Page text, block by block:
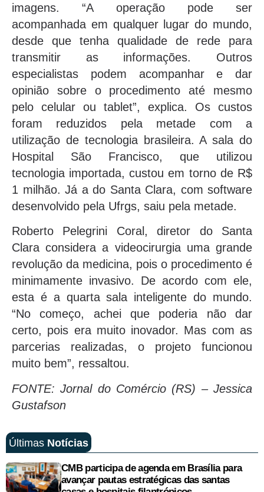
imagens. “A operação pode ser
acompanhada em qualquer lugar do mundo,
desde que tenha qualidade de rede para
transmitir as informações. Outros
especialistas podem acompanhar e dar
opinião sobre o procedimento até mesmo
pelo celular ou tablet”, explica. Os custos
foram reduzidos pela metade com a
utilização de tecnologia brasileira. A sala do
Hospital São Francisco, que utilizou
tecnologia importada, custou em torno de R$
1 milhão. Já a do Santa Clara, com software
desenvolvido pela Ufrgs, saiu pela metade.
Roberto Pelegrini Coral, diretor do Santa
Clara considera a videocirurgia uma grande
revolução da medicina, pois o procedimento é
minimamente invasivo. De acordo com ele,
esta é a quarta sala inteligente do mundo.
“No começo, achei que poderia não dar
certo, pois era muito inovador. Mas com as
parcerias realizadas, o projeto funcionou
muito bem”, ressaltou.
FONTE: Jornal do Comércio (RS) – Jessica
Gustafson
Últimas Notícias
CMB participa de agenda em Brasília para
avançar pautas estratégicas das santas